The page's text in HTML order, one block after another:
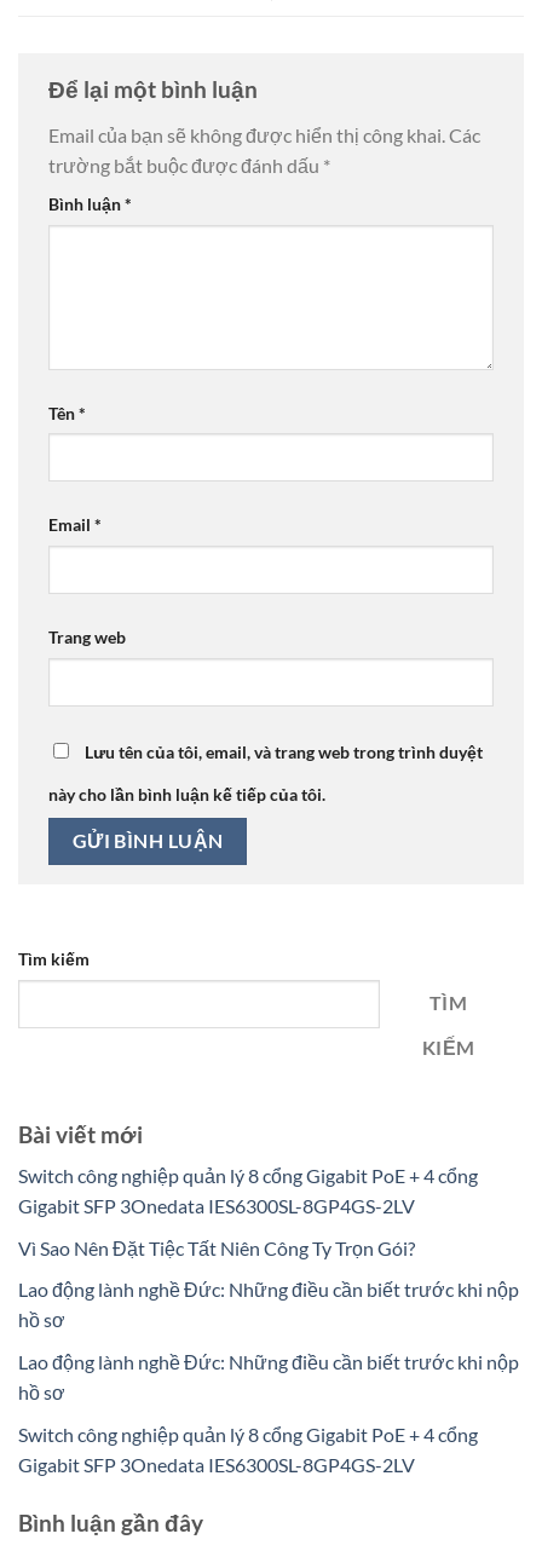
Để lại một bình luận
Email của bạn sẽ không được hiển thị công khai. Các
trường bắt buộc được đánh dấu *
Bình luận*
Tên*
Email *
Trang web
Lưu tên của tôi, email, và trang web trong trình duyệt
này cho lần bình luận kế tiếp của tôi.
Tìm kiếm
TÌM
KIẾM
Bài viết mới
Switch công nghiệp quản lý 8 cổng Gigabit PoE + 4 cổng
Gigabit SFP 3Onedata IES6300SL-8GP4GS-2LV
Vì Sao Nên Đặt Tiệc Tất Niên Công Ty Trọn Gói?
Lao động lành nghề Đức: Những điều cần biết trước khi nộp
hồ sơ
Lao động lành nghề Đức: Những điều cần biết trước khi nộp
hồ sơ
Switch công nghiệp quản lý 8 cổng Gigabit PoE + 4 cổng
Gigabit SFP 3Onedata IES6300SL-8GP4GS-2LV
Bình luận gần đây